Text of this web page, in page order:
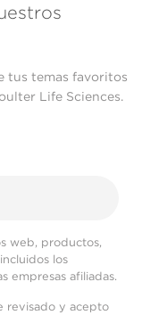
tus temas favoritos
Life Sciences.
web, productos,
los
empresas afiliadas.
revisado y acepto